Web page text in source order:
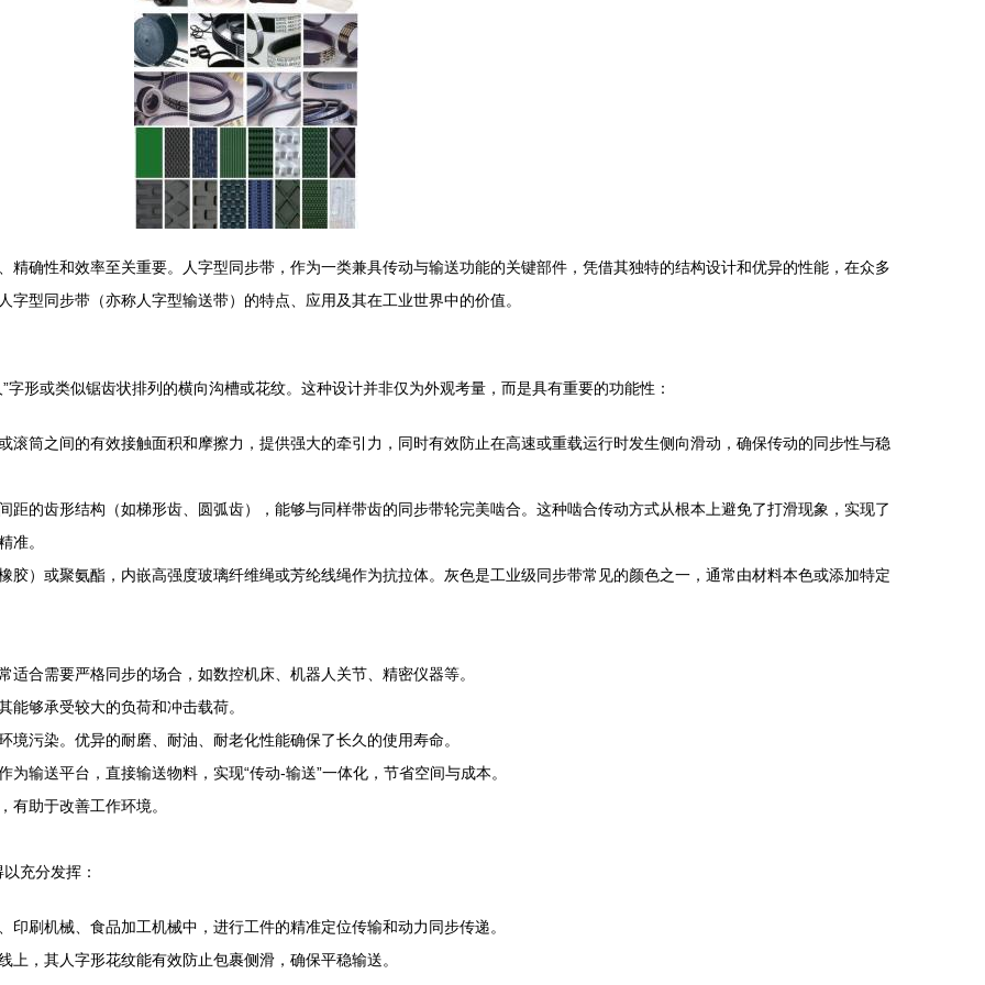
精确性和效率至关重要。人字型同步带，作为一类兼具传动与输送功能的关键部件，凭借其独特的结构设计和优异的性能，在众多
型同步带（亦称人字型输送带）的特点、应用及其在工业世界中的价值。
形或类似锯齿状排列的横向沟槽或花纹。这种设计并非仅为外观考量，而是具有重要的功能性：
滚筒之间的有效接触面积和摩擦力，提供强大的牵引力，同时有效防止在高速或重载运行时发生侧向滑动，确保传动的同步性与稳
距的齿形结构（如梯形齿、圆弧齿），能够与同样带齿的同步带轮完美啮合。这种啮合传动方式从根本上避免了打滑现象，实现了
准。
胶）或聚氨酯，内嵌高强度玻璃纤维绳或芳纶线绳作为抗拉体。灰色是工业级同步带常见的颜色之一，通常由材料本色或添加特定
合需要严格同步的场合，如数控机床、机器人关节、精密仪器等。
够承受较大的负荷和冲击载荷。
污染。优异的耐磨、耐油、耐老化性能确保了长久的使用寿命。
输送平台，直接输送物料，实现“传动-输送”一体化，节省空间与成本。
有助于改善工作环境。
充分发挥：
印刷机械、食品加工机械中，进行工件的精准定位传输和动力同步传递。
上，其人字形花纹能有效防止包裹侧滑，确保平稳输送。